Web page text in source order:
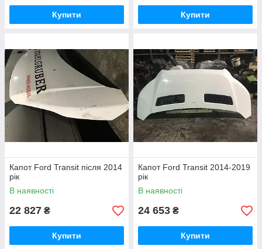
Купити Купити
Капот Ford Transit після 2014
рік
В наявності
22 827 ₴
Купити
Капот Ford Transit 2014-2019
рік
В наявності
24 653 ₴
Купити